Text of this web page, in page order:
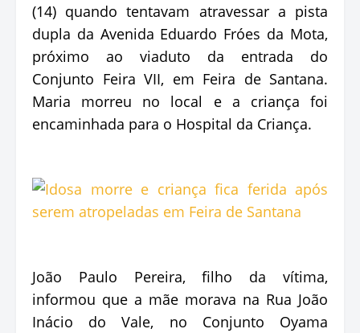
(14) quando tentavam atravessar a pista
dupla da Avenida Eduardo Fróes da Mota,
próximo ao viaduto da entrada do
Conjunto Feira VII, em Feira de Santana.
Maria morreu no local e a criança foi
encaminhada para o Hospital da Criança.
João Paulo Pereira, filho da vítima,
informou que a mãe morava na Rua João
Inácio do Vale, no Conjunto Oyama